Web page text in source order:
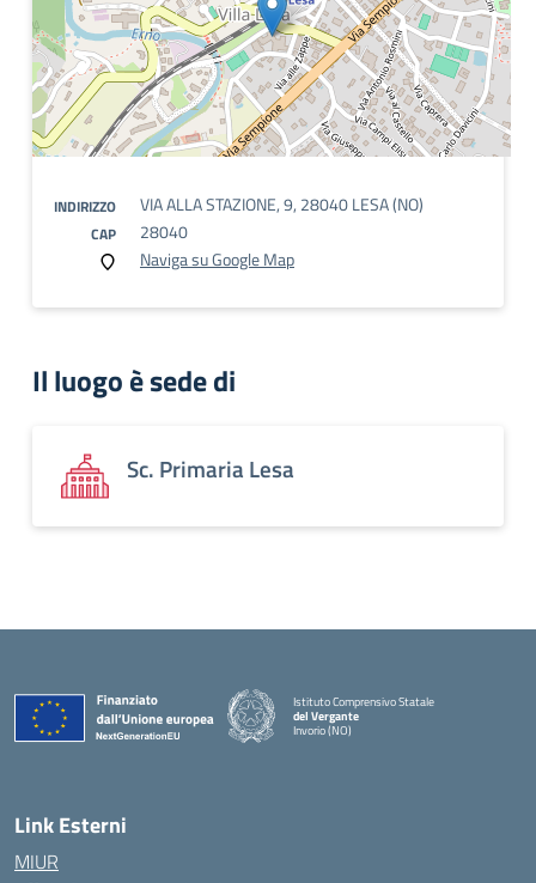
INDIRIZZO VIA ALLA STAZIONE, 9, 28040 LESA (NO)
CAP
28040
Naviga su Google Map
Il luogo è sede di
Sc. Primaria Lesa
Istituto Comprensivo Statale
del Vergante
Invorio (NO)
Link Esterni
MIUR